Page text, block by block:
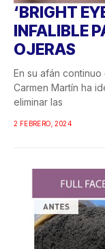
‘BRIGHT
INFALIBLE
OJERAS
En su afán
Carmen Martín ha
eliminar las
2 FEBRERO, 2024